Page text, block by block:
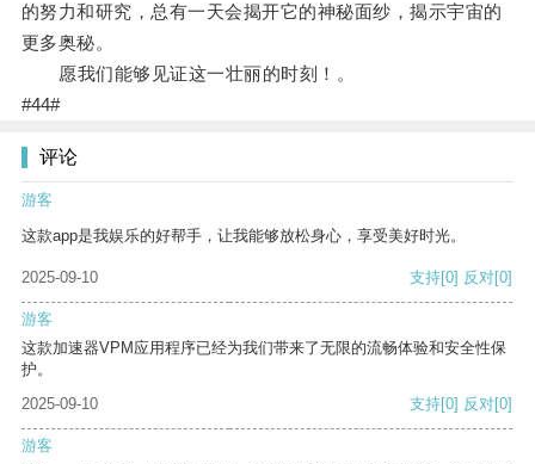
的努力和研究，总有一天会揭开它的神秘面纱，揭示宇宙的
更多奥秘。
愿我们能够见证这一壮丽的时刻！。
#44#
评论
游客
这款app是我娱乐的好帮手，让我能够放松身心，享受美好时光。
2025-09-10 支持[0] 反对[0]
游客
这款加速器VPM应用程序已经为我们带来了无限的流畅体验和安全性保
护。
2025-09-10
支持[0] 反对[0]
游客